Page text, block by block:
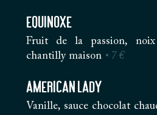
Equinoxe
Fruit de la passion, noix
chantilly maison • 7 €
American Lady
Vanille, sauce chocolat